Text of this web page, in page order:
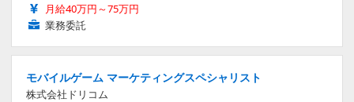
月給40万円～75万円
業務委託
モバイルゲーム マーケティングスペシャリスト
株式会社ドリコム